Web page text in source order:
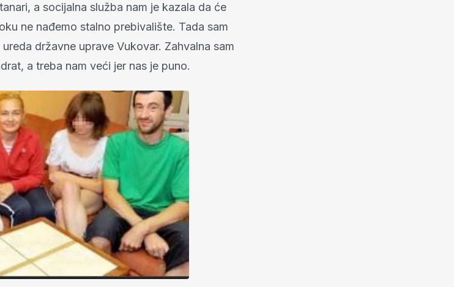
a socijalna služba nam je kazala da će
ne nađemo stalno prebivalište. Tada sam
državne uprave Vukovar. Zahvalna sam
a treba nam veći jer nas je puno.